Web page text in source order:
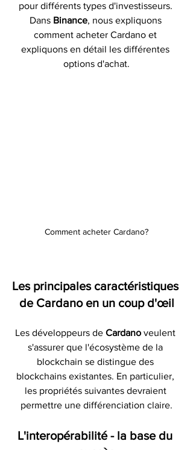
pour différents types d'investisseurs.
Dans Binance, nous expliquons
comment acheter Cardano et
expliquons en détail les différentes
options d'achat.
Comment acheter Cardano?
Les principales caractéristiques
de Cardano en un coup d'œil
Les développeurs de Cardano veulent
s'assurer que l'écosystème de la
blockchain se distingue des
blockchains existantes. En particulier,
les propriétés suivantes devraient
permettre une différenciation claire.
L'interopérabilité - la base du